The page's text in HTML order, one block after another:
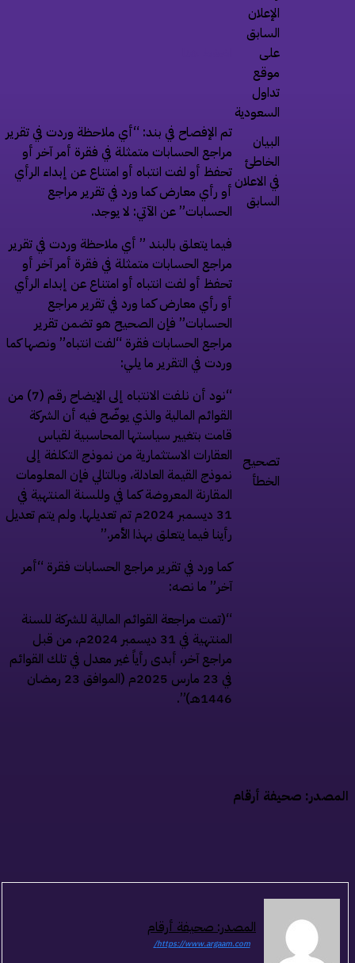
الإعلان
السابق
على
موقع
تداول
السعودية
البيان
الخاطئ
في الاعلان
السابق
تم الإفصاح في بند: “أي ملاحظة وردت في تقرير
مراجع الحسابات متمثلة في فقرة أمر آخر أو
تحفظ أو لفت انتباه أو امتناع عن إبداء الرأي
أو رأي معارض كما ورد في تقرير مراجع
الحسابات” عن الآتي: لا يوجد.
تصحيح
الخطأ
فيما يتعلق بالبند ” أي ملاحظة وردت في تقرير
مراجع الحسابات متمثلة في فقرة أمر آخر أو
تحفظ أو لفت انتباه أو امتناع عن إبداء الرأي
أو رأي معارض كما ورد في تقرير مراجع
الحسابات” فإن الصحيح هو تضمن تقرير
مراجع الحسابات فقرة “لفت انتباه” ونصها كما
وردت في التقرير ما يلي:
“نود أن نلفت الانتباه إلى الإيضاح رقم (7) من
القوائم المالية والذي يوضّح فيه أن الشركة
قامت بتغيير سياستها المحاسبية لقياس
العقارات الاستثمارية من نموذج التكلفة إلى
نموذج القيمة العادلة، وبالتالي فإن المعلومات
المقارنة المعروضة كما في وللسنة المنتهية في
31 ديسمبر 2024م تم تعديلها. ولم يتم تعديل
رأينا فيما يتعلق بهذا الأمر.”
كما ورد في تقرير مراجع الحسابات فقرة “أمر
آخر” ما نصه:
“(تمت مراجعة القوائم المالية للشركة للسنة
المنتهية في 31 ديسمبر 2024م، من قبل
مراجع آخر، أبدى رأياً غير معدل في تلك القوائم
في 23 مارس 2025م (الموافق 23 رمضان
1446هـ)”.
صحيفة أرقام
المصدر: صحيفة أرقام
https://www.argaam.com/